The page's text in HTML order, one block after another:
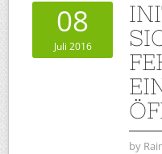
08
Juli 2016
by